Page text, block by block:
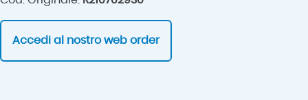
Accedi al nostro web order